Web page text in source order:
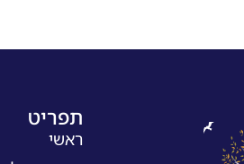
תפריט
ראשי